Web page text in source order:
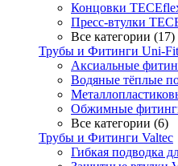
Концовки
Пресс-втулки
Все категории (17)
Трубы и Фитинги Uni-
Аксиальные
Водяные тёплые
Обжимные
Все категории (6)
Трубы и Фитинги Valtec
Гибкая подводка